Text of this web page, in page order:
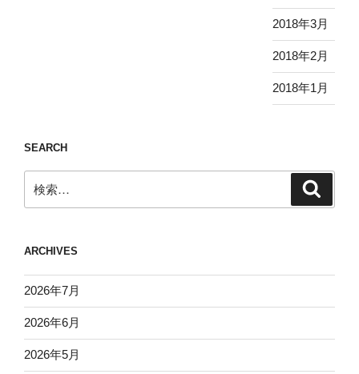
2018年3月
2018年2月
2018年1月
SEARCH
索:
ARCHIVES
2026年7月
2026年6月
2026年5月